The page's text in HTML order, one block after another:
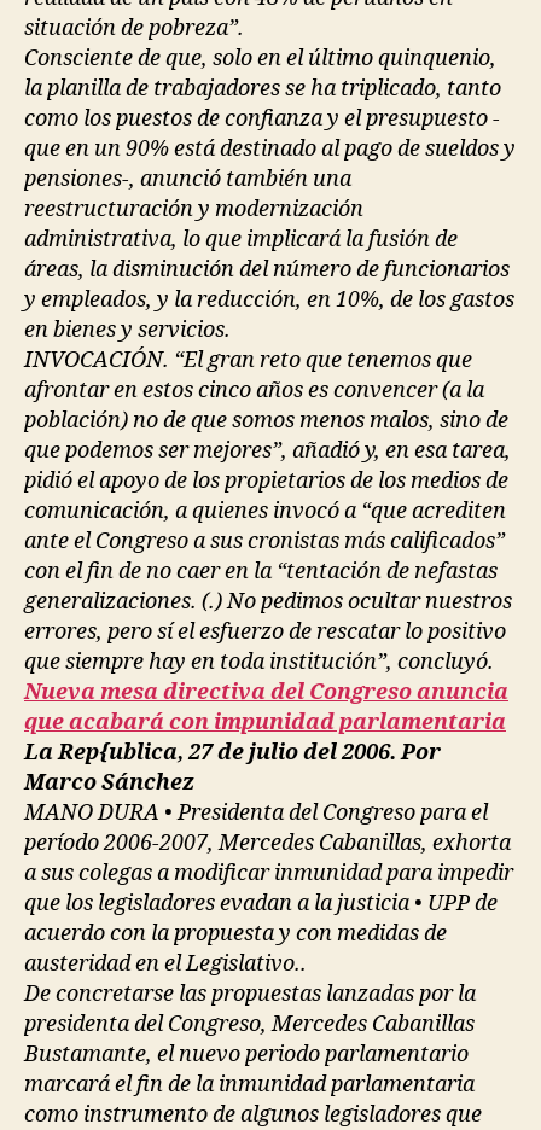
situación de pobreza”.
Consciente de que, solo en el último quinquenio,
la planilla de trabajadores se ha triplicado, tanto
como los puestos de confianza y el presupuesto -
que en un 90% está destinado al pago de sueldos y
pensiones-, anunció también una
reestructuración y modernización
administrativa, lo que implicará la fusión de
áreas, la disminución del número de funcionarios
y empleados, y la reducción, en 10%, de los gastos
en bienes y servicios.
INVOCACIÓN. “El gran reto que tenemos que
afrontar en estos cinco años es convencer (a la
población) no de que somos menos malos, sino de
que podemos ser mejores”, añadió y, en esa tarea,
pidió el apoyo de los propietarios de los medios de
comunicación, a quienes invocó a “que acrediten
ante el Congreso a sus cronistas más calificados”
con el fin de no caer en la “tentación de nefastas
generalizaciones. (.) No pedimos ocultar nuestros
errores, pero sí el esfuerzo de rescatar lo positivo
que siempre hay en toda institución”, concluyó.
Nueva mesa directiva del Congreso anuncia
que acabará con impunidad parlamentaria
La Rep{ublica, 27 de julio del 2006. Por
Marco Sánchez
MANO DURA • Presidenta del Congreso para el
período 2006-2007, Mercedes Cabanillas, exhorta
a sus colegas a modificar inmunidad para impedir
que los legisladores evadan a la justicia • UPP de
acuerdo con la propuesta y con medidas de
austeridad en el Legislativo..
De concretarse las propuestas lanzadas por la
presidenta del Congreso, Mercedes Cabanillas
Bustamante, el nuevo periodo parlamentario
marcará el fin de la inmunidad parlamentaria
como instrumento de algunos legisladores que